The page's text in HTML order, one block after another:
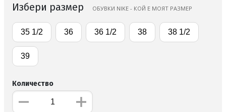
Избери размер ОБУВКИ NIKE - КОЙ Е МОЯТ РАЗМЕР
35 1/2 36 36 1/2 38 38 1/2
39
Количество